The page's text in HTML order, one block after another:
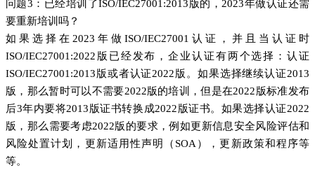
问题3：已经培训了ISO/IEC27001:2013版的，2023年做认证还需
要重新培训吗？
如果选择在2023年做ISO/IEC27001认证，并且当认证时
ISO/IEC27001:2022版已经发布，企业认证有两个选择：认证
ISO/IEC27001:2013版或者认证2022版。如果选择继续认证2013
版，那么暂时可以不需要2022版的培训，但是在2022版标准发布
后3年内要将2013版证书转换成2022版证书。如果选择认证2022
版，那么需要考虑2022版的要求，例如更新信息安全风险评估和
风险处置计划，更新适用性声明（SOA），更新政策和程序等
等。